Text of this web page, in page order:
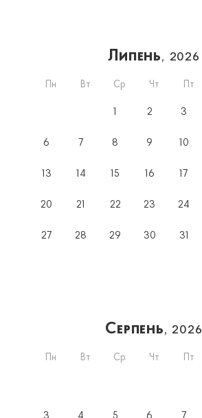
Липень, 2026
Пн Вт Ср Чт Пт
2 3
6 7 8 9 10
13 14 15 16 17
20 21 22 23 24
27 28 29 30 31
Серпень, 2026
Пн Вт Ср Чт Пт